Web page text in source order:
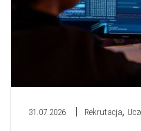
31.07.2026 Rekrutacja,